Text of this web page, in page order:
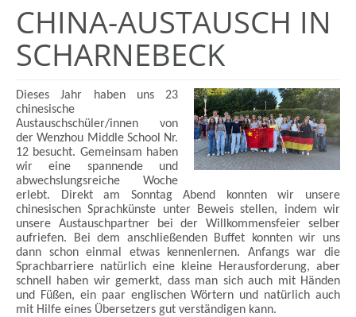
CHINA-AUSTAUSCH IN
SCHARNEBECK
Dieses Jahr haben uns 23
chinesische
Austauschschüler/innen von
der Wenzhou Middle School Nr.
12 besucht. Gemeinsam haben
wir eine spannende und
abwechslungsreiche Woche
erlebt. Direkt am Sonntag Abend konnten wir unsere
chinesischen Sprachkünste unter Beweis stellen, indem wir
unsere Austauschpartner bei der Willkommensfeier selber
aufriefen. Bei dem anschließenden Buffet konntenwir uns
dann schon einmal etwas kennenlernen. Anfangs war die
Sprachbarriere natürlich eine kleine Herausforderung, aber
schnell haben wir gemerkt, dass man sich auch mit Händen
und Füßen, ein paar englischen Wörtern und natürlich auch
mit Hilfe eines Übersetzers gut verständigen kann.